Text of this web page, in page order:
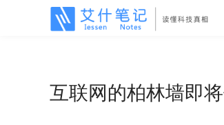
互联网的柏林墙即